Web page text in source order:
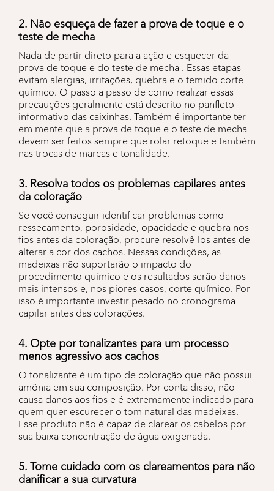
2. Não esqueça de fazer a prova de toque e o
teste de mecha
Nada de partir direto para a ação e esquecer da
prova de toque e do teste de mecha . Essas etapas
evitam alergias, irritações, quebra e o temido corte
químico. O passo a passo de como realizar essas
precauções geralmente está descrito no panfleto
informativo das caixinhas. Também é importante ter
em mente que a prova de toque e o teste de mecha
devem ser feitos sempre que rolar retoque e também
nas trocas de marcas e tonalidade.
3. Resolva todos os problemas capilares antes
da coloração
Se você conseguir identificar problemas como
ressecamento, porosidade, opacidade e quebra nos
fios antes da coloração, procure resolvê-los antes de
alterar a cor dos cachos. Nessas condições, as
madeixas não suportarão o impacto do
procedimento químico e os resultados serão danos
mais intensos e, nos piores casos, corte químico. Por
isso é importante investir pesado no cronograma
capilar antes das colorações.
4. Opte por tonalizantes para um processo
menos agressivo aos cachos
O tonalizante é um tipo de coloração que não possui
amônia em sua composição. Por conta disso, não
causa danos aos fios e é extremamente indicado para
quem quer escurecer o tom natural das madeixas.
Esse produto não é capaz de clarear os cabelos por
sua baixa concentração de água oxigenada.
5. Tome cuidado com os clareamentos para não
danificar a sua curvatura